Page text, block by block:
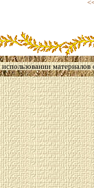
материалов